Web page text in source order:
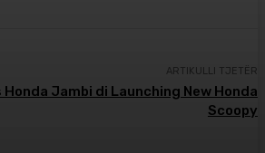
ARTIKULLI TJETËR
Jambi di Launching New Honda
Scoopy